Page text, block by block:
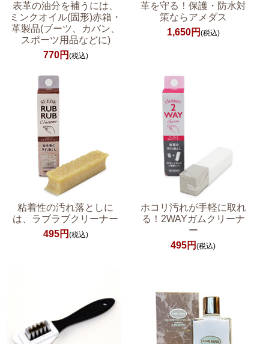
表革の油分を補うには、
ミンクオイル(固形)赤箱・
革製品(ブーツ、カバン、
スポーツ用品などに)
770円 (税込)
革を守る！保護・防水対
策ならアメダス
1,650円 (税込)
粘着性の汚れ落としに
は、ラブラブクリーナー
495円 (税込)
ホコリ汚れが手軽に取れ
る！2WAYガムクリーナ
ー
495円(税込)